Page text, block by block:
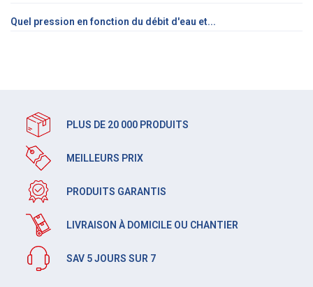
Quel pression en fonction du débit d'eau et...
PLUS DE 20 000 PRODUITS
MEILLEURS PRIX
PRODUITS GARANTIS
LIVRAISON À DOMICILE OU CHANTIER
SAV 5 JOURS SUR 7